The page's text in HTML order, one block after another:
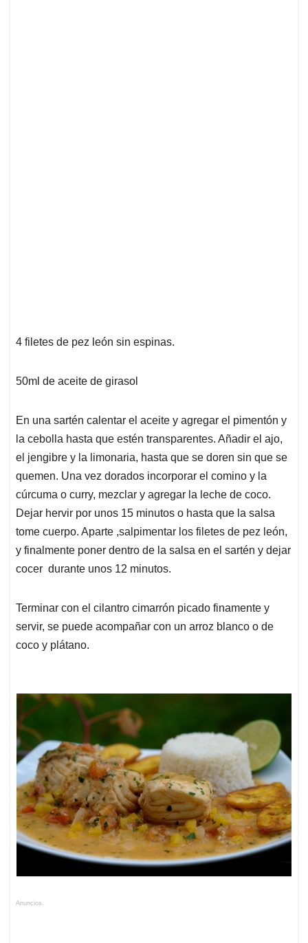
4 filetes de pez león sin espinas.
50ml de aceite de girasol
En una sartén calentar el aceite y agregar el pimentón y
la cebolla hasta que estén transparentes. Añadir el ajo,
el jengibre y la limonaria, hasta que se doren sin que se
quemen. Una vez dorados incorporar el comino y la
cúrcuma o curry, mezclar y agregar la leche de coco.
Dejar hervir por unos 15 minutos o hasta que la salsa
tome cuerpo. Aparte ,salpimentar los filetes de pez león,
y finalmente poner dentro de la salsa en el sartén y dejar
cocer durante unos 12 minutos.
Terminar con el cilantro cimarrón picado finamente y
servir, se puede acompañar con un arroz blanco o de
coco y plátano.
Anuncios.